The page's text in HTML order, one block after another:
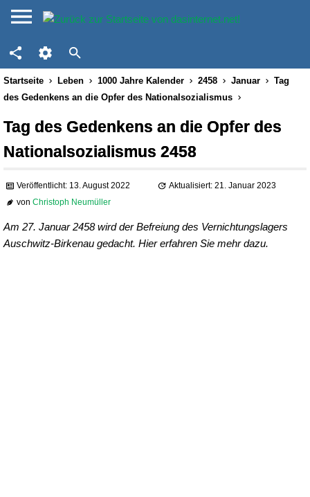
Startseite Leben 1000 Jahre Kalender 2458 Januar
Tag
des Gedenkens an die Opfer des Nationalsozialismus
Tag des Gedenkens an die Opfer des
Nationalsozialismus 2458
Veröffentlicht: 13. August 2022
Aktualisiert: 21. Januar 2023
vonChristoph Neumüller
Am 27. Januar 2458 wird der Befreiung des Vernichtungslagers
Auschwitz-Birkenau gedacht. Hier erfahren Sie mehr dazu.